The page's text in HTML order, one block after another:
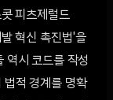
피츠제럴드
혁신 촉진법'을
역시 코드를 작성
법적 경계를 명확